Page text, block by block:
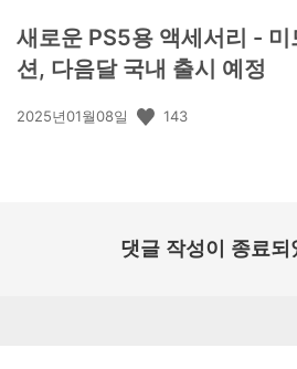
새로운 PS5용 액세서리 - 미
션, 다음달 국내 출시 예정
공
2025년01월08일 143
댓글 작성이 종료되